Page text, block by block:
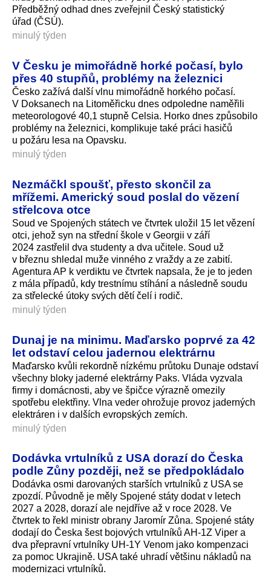
Předběžný odhad dnes zveřejnil Český statistický
úřad (ČSÚ).
minulý týden
V Česku je mimořádně horké počasí, bylo
přes 40 stupňů, problémy na železnici
Česko zažívá další vlnu mimořádně horkého počasí.
V Doksanech na Litoměřicku dnes odpoledne naměřili
meteorologové 40,1 stupně Celsia. Horko dnes způsobilo
problémy na železnici, komplikuje také práci hasičů
u požáru lesa na Opavsku.
minulý týden
Nezmáčkl spoušť, přesto skončil za
mřížemi. Americký soud poslal do vězení
střelcova otce
Soud ve Spojených státech ve čtvrtek uložil 15 let vězení
otci, jehož syn na střední škole v Georgii v září
2024 zastřelil dva studenty a dva učitele. Soud už
v březnu shledal muže vinného z vraždy a ze zabití.
Agentura AP k verdiktu ve čtvrtek napsala, že je to jeden
z mála případů, kdy trestnímu stíhání a následně soudu
za střelecké útoky svých dětí čelí i rodič.
minulý týden
Dunaj je na minimu. Maďarsko poprvé za 42
let odstaví celou jadernou elektrárnu
Maďarsko kvůli rekordně nízkému průtoku Dunaje odstaví
všechny bloky jaderné elektrárny Paks. Vláda vyzvala
firmy i domácnosti, aby ve špičce výrazně omezily
spotřebu elektřiny. Vlna veder ohrožuje provoz jaderných
elektráren i v dalších evropských zemích.
minulý týden
Dodávka vrtulníků z USA dorazí do Česka
podle Zůny později, než se předpokládalo
Dodávka osmi darovaných starších vrtulníků z USA se
zpozdí. Původně je měly Spojené státy dodat v letech
2027 a 2028, dorazí ale nejdříve až v roce 2028. Ve
čtvrtek to řekl ministr obrany Jaromír Zůna. Spojené státy
dodají do Česka šest bojových vrtulníků AH-1Z Viper a
dva přepravní vrtulníky UH-1Y Venom jako kompenzaci
za pomoc Ukrajině. USA také uhradí většinu nákladů na
modernizaci vrtulníků.